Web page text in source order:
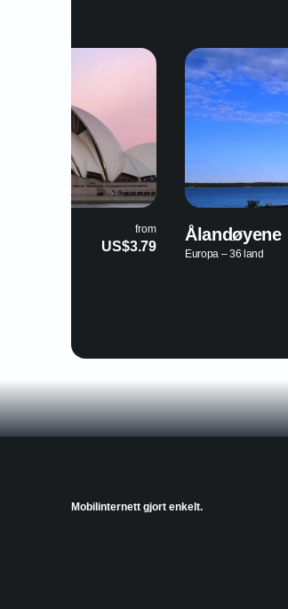
from
US$3.75
Albania
Europa – 36
Mobilinternett gjort enkelt.